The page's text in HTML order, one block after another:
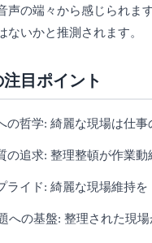
声の端々から感じられま
ないかと推測されます。
目ポイント
の哲学: 綺麗な現場は仕
の追求: 整理整頓が作業
ライド: 綺麗な現場維持
への基盤: 整理された現